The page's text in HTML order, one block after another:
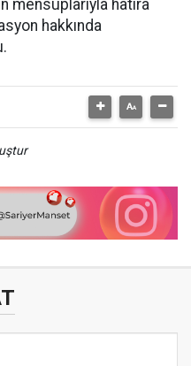
mensuplarıyla hatıra
hakkında